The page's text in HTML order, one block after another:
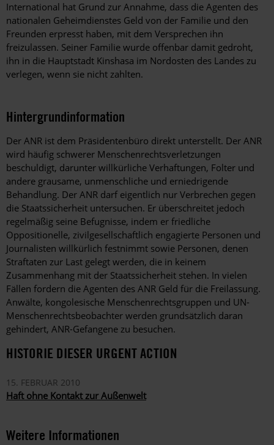
International hat Grund zur Annahme, dass die Agenten des
nationalen Geheimdienstes Geld von der Familie und den
Freunden erpresst haben, mit dem Versprechen ihn
freizulassen. Seiner Familie wurde offenbar damit gedroht,
ihn in die Hauptstadt Kinshasa im Nordosten des Landes zu
verlegen, wenn sie nicht zahlten.
Hintergrundinformation
Hintergrund
Der ANR ist dem Präsidentenbüro direkt unterstellt. Der ANR
wird häufig schwerer Menschenrechtsverletzungen
beschuldigt, darunter willkürliche Verhaftungen, Folter und
andere grausame, unmenschliche und erniedrigende
Behandlung. Der ANR darf eigentlich nur Verbrechen gegen
die Staatssicherheit untersuchen. Er überschreitet jedoch
regelmäßig seine Befugnisse, indem er friedliche
Oppositionelle, zivilgesellschaftlich engagierte Personen und
Journalisten willkürlich festnimmt sowie Personen, denen
Straftaten zur Last gelegt werden, die in keinem
Zusammenhang mit der Staatssicherheit stehen. In vielen
Fällen fordern die Agenten des ANR Geld für die Freilassung.
Anwälte, kongolesische Menschenrechtsgruppen und UN-
Menschenrechtsbeobachter werden grundsätzlich daran
gehindert, ANR-Gefangene zu besuchen.
HISTORIE DIESER URGENT ACTION
15. FEBRUAR 2010
Haft ohne Kontakt zur Außenwelt
Weitere Informationen